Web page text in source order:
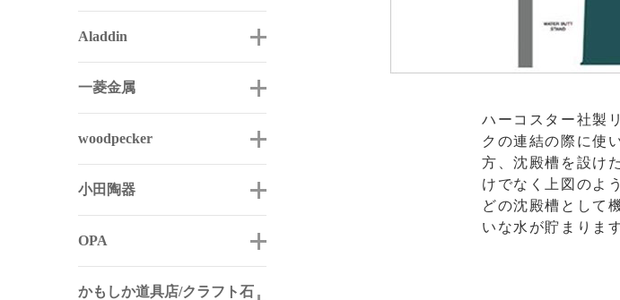
Aladdin
一菱金属
woodpecker
小田陶器
OPA
かもしか道具店/クラフト石
ハーコスター社製
クの連結の際に使
方、沈殿槽を設け
けでなく上図のよ
どの沈殿槽として
いな水が貯まります